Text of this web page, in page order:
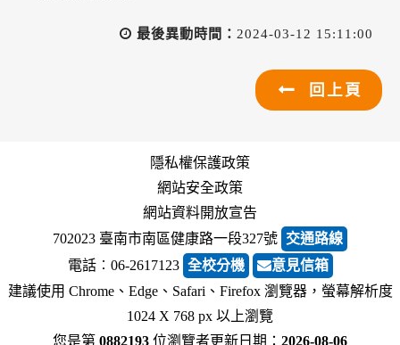
最後異動時間： 2024-03-12 15:11:00
回上頁
隱私權保護政策
網站安全政策
網站資料開放宣告
702023 臺南市南區健康路一段327號 交通路線
電話︰06-2617123 全校分機
意見信箱
建議使用 Chrome、Edge、Safari、Firefox 瀏覽器，螢幕解析度
1024 X 768 px 以上瀏覽
您是第 0882193 位瀏覽者更新日期： 2026-08-06